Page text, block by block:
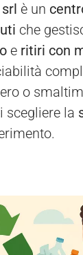
srl è un
che
e ritiri con
o
scegliere la